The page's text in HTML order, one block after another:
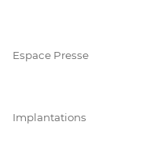
Espace Presse
Implantations